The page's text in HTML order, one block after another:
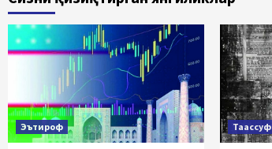
Эътироф Таассуф